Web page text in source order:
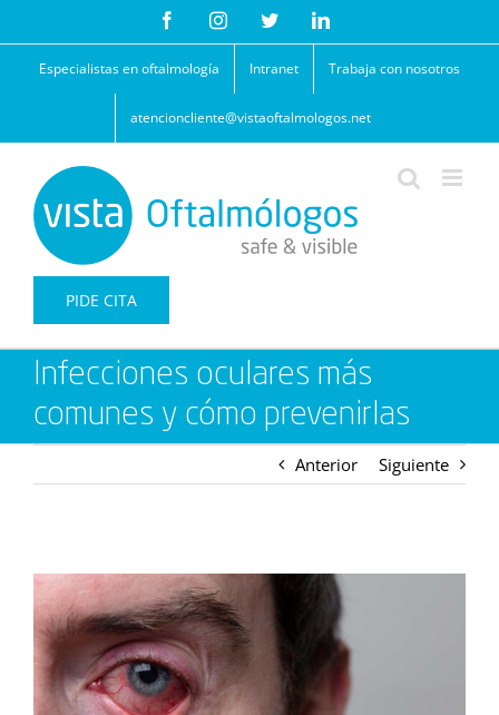
contenido
FacebookInstagramTwitterLinkedIn
Especialistas en oftalmología Intranet Trabaja con nosotros
atencioncliente@vistaoftalmologos.net
PIDE CITA
Infecciones oculares más
comunes y cómo prevenirlas
Anterior Siguiente
Ver
imagen
más
grande